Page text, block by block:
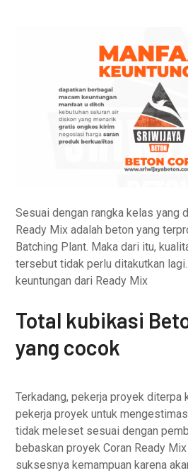
Sesuai dengan rangka kelas yang
Ready Mix adalah beton yang
Batching Plant. Maka dari itu,
tersebut tidak perlu ditakutkan
keuntungan dari Ready Mix
Total kubikasi
yang cocok
Terkadang, pekerja proyek diterpa
pekerja proyek untuk
tidak meleset sesuai dengan
bebaskan proyek Coran Ready
suksesnya kemampuan karena